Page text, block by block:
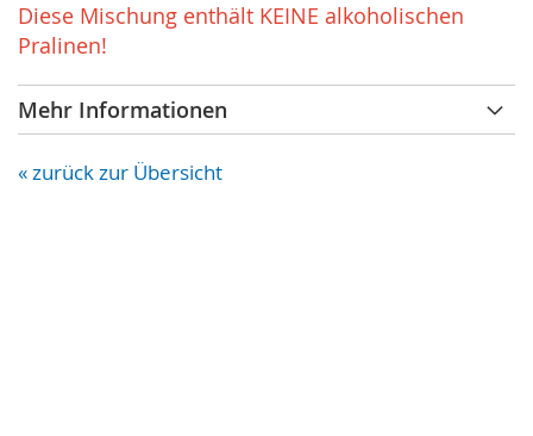
Diese Mischung enthält KEINE alkoholischen
Pralinen!
Mehr Informationen
« zurück zur Übersicht